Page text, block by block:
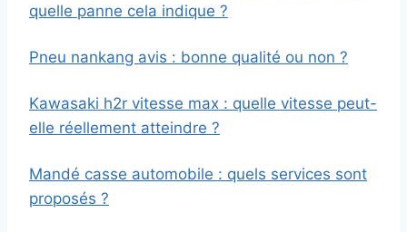
quelle panne cela indique ?
Pneu nankang avis : bonne qualité ou non ?
Kawasaki h2r vitesse max : quelle vitesse peut-
elle réellement atteindre ?
Mandé casse automobile : quels services sont
proposés ?